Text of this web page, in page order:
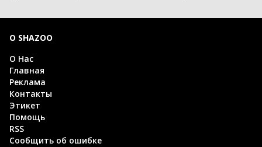
О SHAZOO
О Нас
Главная
Реклама
Контакты
Этикет
Помощь
RSS
Сообщить об ошибке